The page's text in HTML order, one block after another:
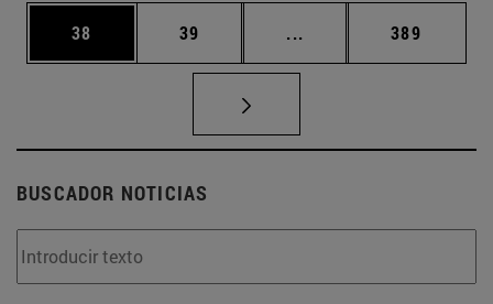
Página
38 Página
39 ... Páginas intermedias
Página
389
BUSCADOR NOTICIAS